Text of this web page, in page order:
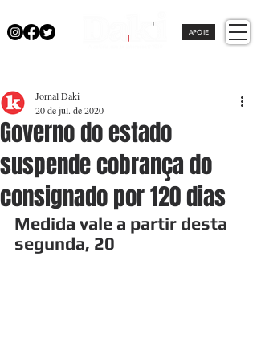
APOIE
Governo do estado
suspende cobrança do
consignado por 120 dias
Jornal Daki
20 de jul. de 2020
Medida vale a partir desta
segunda, 20